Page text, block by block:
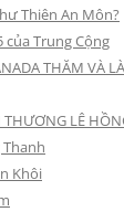
Thiên An Môn?
Trung Cộng
THĂM VÀ
LÊ
Khôi